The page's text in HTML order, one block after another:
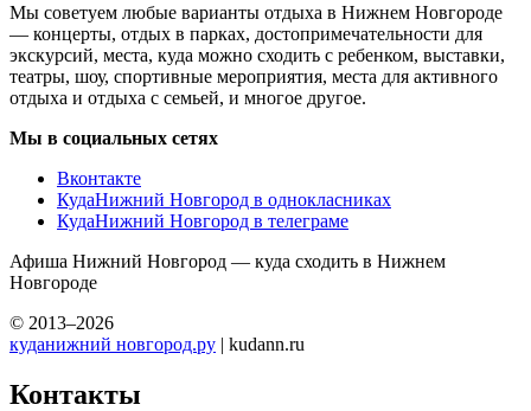
Мы советуем любые варианты отдыха в Нижнем Новгороде
— концерты, отдых в парках, достопримечательности для
экскурсий, места, куда можно сходить с ребенком, выставки,
театры, шоу, спортивные мероприятия, места для активного
отдыха и отдыха с семьей, и многое другое.
Мы в социальных сетях
Вконтакте
КудаНижний Новгород в однокласниках
КудаНижний Новгород в телеграме
Афиша Нижний Новгород — куда сходить в Нижнем
Новгороде
© 2013–2026
куданижний новгород.ру | kudann.ru
Контакты